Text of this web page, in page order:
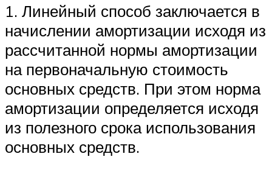
1. Линейный способ заключается в
начислении амортизации исходя из
рассчитанной нормы амортизации
на первоначальную стоимость
основных средств. При этом норма
амортизации определяется исходя
из полезного срока использования
основных средств.